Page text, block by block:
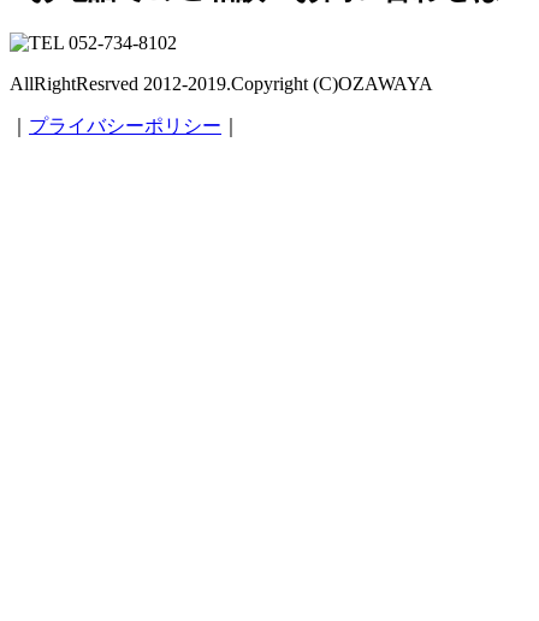
AllRightResrved 2012-2019.Copyright (C)OZAWAYA
プライバシーポリシー